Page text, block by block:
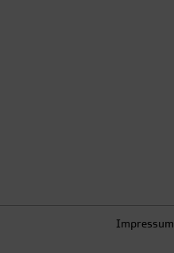
Impressum